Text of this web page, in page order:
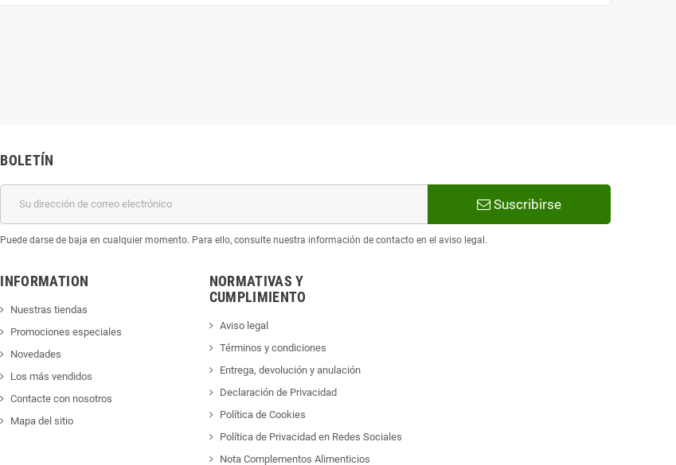
BOLETÍN
Suscribirse
Puede darse de baja en cualquier momento. Para ello, consulte nuestra información de contacto en el aviso legal.
INFORMATION
Nuestras tiendas
Promociones especiales
Novedades
Los más vendidos
Contacte con nosotros
Mapa del sitio
NORMATIVAS Y
CUMPLIMIENTO
Aviso legal
Términos y condiciones
Entrega, devolución y anulación
Declaración de Privacidad
Política de Cookies
Política de Privacidad en Redes Sociales
Nota Complementos Alimenticios